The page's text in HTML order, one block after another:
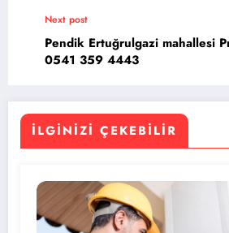
Next post
Pendik Ertuğrulgazi mahallesi
0541 359 4443
İLGINIZI ÇEKEBILIR